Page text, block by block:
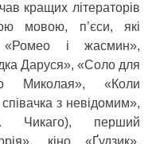
кращих літераторів
мовою, п’єси, які
«Ромео і жасмин»,
Даруся», «Соло для
Миколая», «Коли
з невідомим»,
Чикаго), перший
кіно «Ґудзик»,